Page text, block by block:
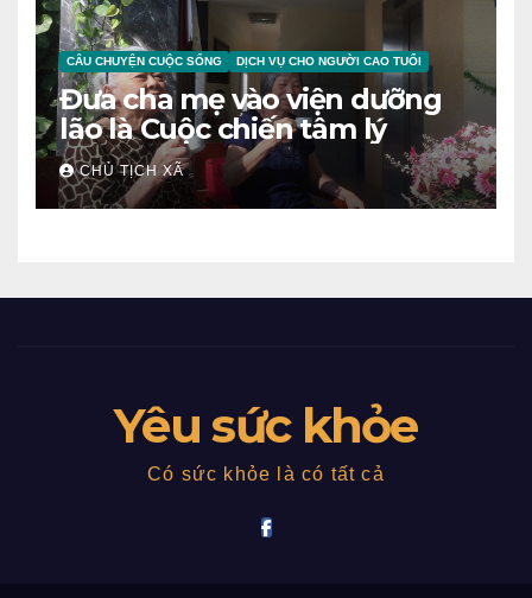
CÂU CHUYỆN CUỘC SỐNG DỊCH VỤ CHO NGƯỜI CAO TUỔI
Đưa cha mẹ vào viện dưỡng
lão là Cuộc chiến tâm lý
CHỦ TỊCH XÃ
Yêu sức khỏe
Có sức khỏe là có tất cả